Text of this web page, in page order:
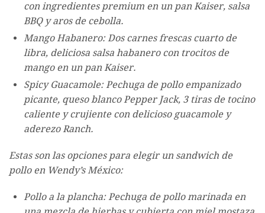
con ingredientes premium en un pan Kaiser, salsa
BBQ y aros de cebolla.
Mango Habanero: Dos carnes frescas cuarto de
libra, deliciosa salsa habanero con trocitos de
mango en un pan Kaiser.
Spicy Guacamole: Pechuga de pollo empanizado
picante, queso blanco Pepper Jack, 3 tiras de tocino
caliente y crujiente con delicioso guacamole y
aderezo Ranch.
Estas son las opciones para elegir un sandwich de
pollo en Wendy’s México:
Pollo a la plancha: Pechuga de pollo marinada en